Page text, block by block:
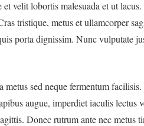
velit lobortis malesuada et ut
tristique, metus et ullamcorper
porta dignissim. Nunc vulputate
sed neque fermentum
augue, imperdiet iaculis lectus
Donec rutrum ante nec metus